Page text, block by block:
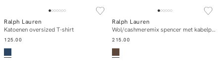
Add to cart
Ralph Lauren
Katoenen oversized T-shirt
125.00
Add to cart
Ralph Lauren
Wol/cashmeremix spencer met kabelpatroon
215.00